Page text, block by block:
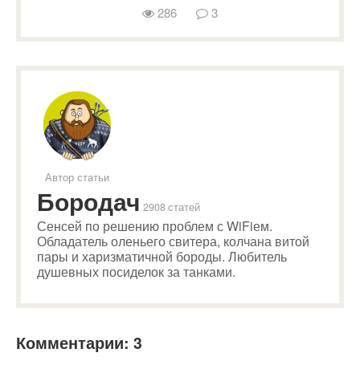
286 3
Автор статьи
Бородач 2908 статей
Сенсей по решению проблем с WiFiем.
Обладатель оленьего свитера, колчана витой
пары и харизматичной бороды. Любитель
душевных посиделок за танками.
Комментарии: 3